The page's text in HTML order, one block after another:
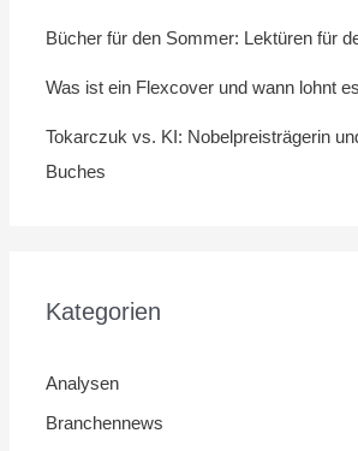
Bücher für den Sommer: Lektüren für
Was ist ein Flexcover und wann lohnt
Tokarczuk vs. KI: Nobelpreisträgerin
Buches
Kategorien
Analysen
Branchennews